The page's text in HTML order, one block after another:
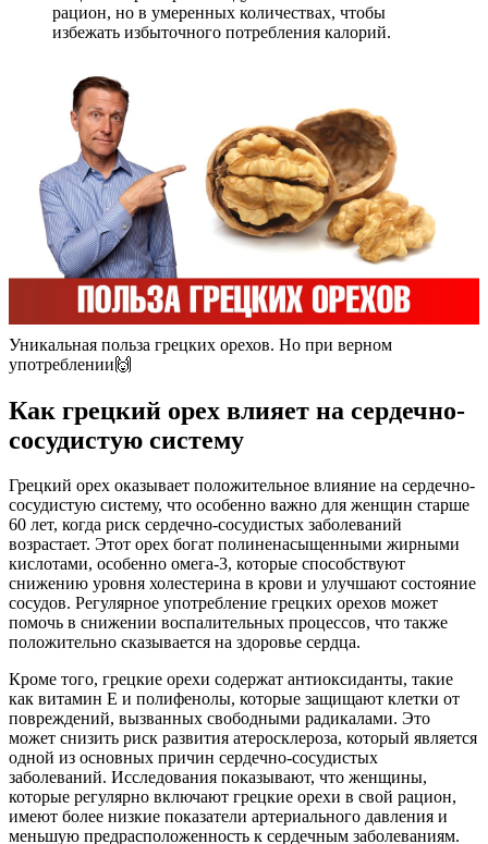
рацион, но в умеренных количествах, чтобы
избежать избыточного потребления калорий.
Уникальная польза грецких орехов. Но при верном
употреблении🙌
Как грецкий орех влияет на сердечно-
сосудистую систему
Грецкий орех оказывает положительное влияние на сердечно-
сосудистую систему, что особенно важно для женщин старше
60 лет, когда риск сердечно-сосудистых заболеваний
возрастает. Этот орех богат полиненасыщенными жирными
кислотами, особенно омега-3, которые способствуют
снижению уровня холестерина в крови и улучшают состояние
сосудов. Регулярное употребление грецких орехов может
помочь в снижении воспалительных процессов, что также
положительно сказывается на здоровье сердца.
Кроме того, грецкие орехи содержат антиоксиданты, такие
как витамин E и полифенолы, которые защищают клетки от
повреждений, вызванных свободными радикалами. Это
может снизить риск развития атеросклероза, который является
одной из основных причин сердечно-сосудистых
заболеваний. Исследования показывают, что женщины,
которые регулярно включают грецкие орехи в свой рацион,
имеют более низкие показатели артериального давления и
меньшую предрасположенность к сердечным заболеваниям.